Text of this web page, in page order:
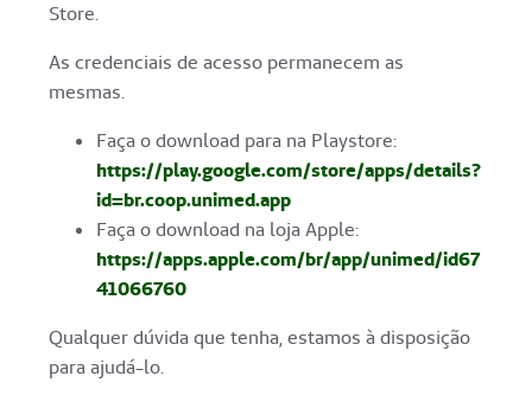
Store.
As credenciais de acesso permanecem as
mesmas.
Faça o download para na Playstore:
https://play.google.com/store/apps/details?
id=br.coop.unimed.app
Faça o download na loja Apple:
https://apps.apple.com/br/app/unimed/id67
41066760
Qualquer dúvida que tenha, estamos à disposição
para ajudá-lo.